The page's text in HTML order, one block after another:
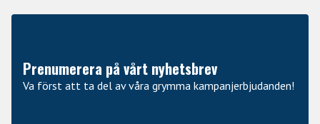
Prenumerera på vårt nyhetsbrev
Va först att ta del av våra grymma kampanjerbjudanden!